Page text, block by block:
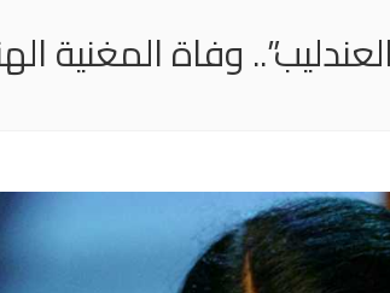
وفاة المغنية